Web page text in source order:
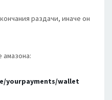
раздачи, иначе он
амазона:
yourpayments/wallet